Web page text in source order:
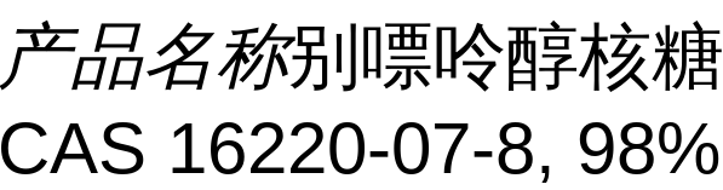
产品名称别嘌呤醇核
CAS 16220-07-8,